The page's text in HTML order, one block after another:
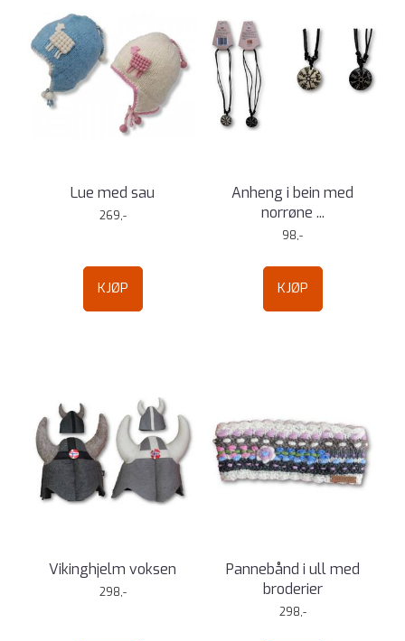
Lue med sau
269,-
KJØP
Anheng i bein med
norrøne ...
98,-
KJØP
Vikinghjelm voksen
298,-
Pannebånd i ull med
broderier
298,-